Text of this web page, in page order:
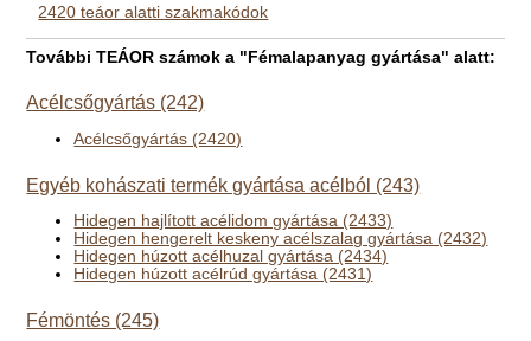
2420 teáor alatti szakmakódok
További TEÁOR számok a "Fémalapanyag gyártása" alatt:
Acélcsőgyártás (242)
Acélcsőgyártás (2420)
Egyéb kohászati termék gyártása acélból (243)
Hidegen hajlított acélidom gyártása (2433)
Hidegen hengerelt keskeny acélszalag gyártása (2432)
Hidegen húzott acélhuzal gyártása (2434)
Hidegen húzott acélrúd gyártása (2431)
Fémöntés (245)